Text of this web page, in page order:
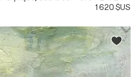
1 620 $US